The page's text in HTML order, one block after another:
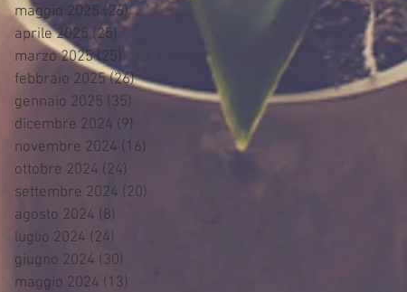
maggio 2025 (26)26 post
aprile 2025 (25)
marzo 2025 (25)25 post
febbraio 2025 (26)26 post
gennaio 2025 (35) 35 post
dicembre 2024 (9)
novembre 2024 (16)
ottobre 2024 (24)
settembre 2024 (20)
agosto 2024 (8)
luglio 2024 (24)
giugno 2024 (30)
maggio 2024 (13)